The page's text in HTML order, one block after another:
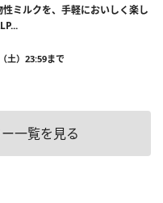
性ミルクを、手軽においしく楽し
土）23:59まで
一覧を見る